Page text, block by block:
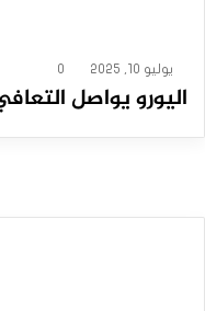
يوليو 10, 2025 0
اليورو يواصل